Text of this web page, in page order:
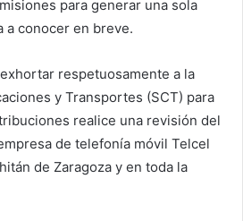
para generar una sola
a conocer en breve.
respetuosamente a la
y Transportes (SCT) para
realice una revisión del
de telefonía móvil Telcel
de Zaragoza y en toda la